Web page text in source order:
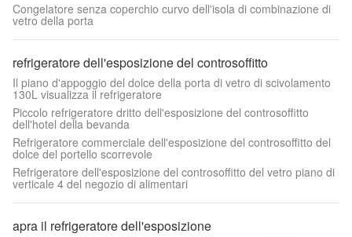
Congelatore senza coperchio curvo dell'isola di combinazione di
vetro della porta
refrigeratore dell'esposizione del controsoffitto
Il piano d'appoggio del dolce della porta di vetro di scivolamento
130L visualizza il refrigeratore
Piccolo refrigeratore dritto dell'esposizione del controsoffitto
dell'hotel della bevanda
Refrigeratore commerciale dell'esposizione del controsoffitto del
dolce del portello scorrevole
Refrigeratore dell'esposizione del controsoffitto del vetro piano di
verticale 4 del negozio di alimentari
apra il refrigeratore dell'esposizione